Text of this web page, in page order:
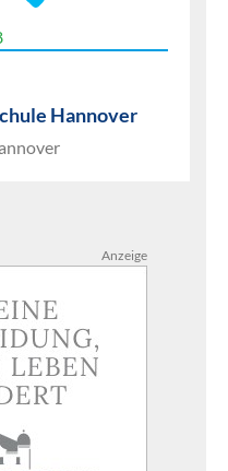
Hannover
Anzeige